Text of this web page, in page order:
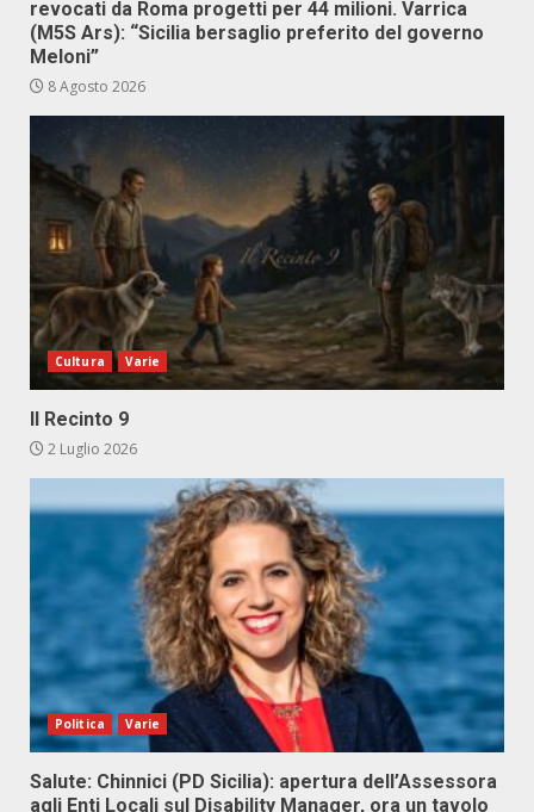
revocati da Roma progetti per 44 milioni. Varrica
(M5S Ars): “Sicilia bersaglio preferito del governo
Meloni”
8 Agosto 2026
Cultura Varie
Il Recinto 9
2 Luglio 2026
Politica Varie
Salute: Chinnici (PD Sicilia): apertura dell’Assessora
agli Enti Locali sul Disability Manager, ora un tavolo